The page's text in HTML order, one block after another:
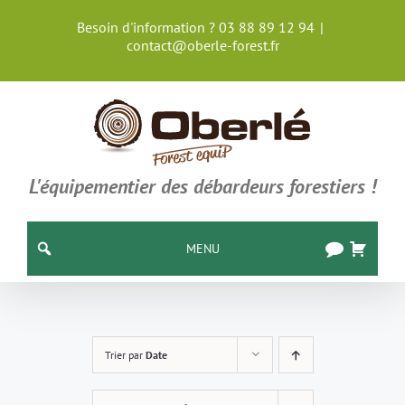
Besoin d'information ? 03 88 89 12 94 |
contact@oberle-forest.fr
L'équipementier des débardeurs forestiers !
MENU
Trier par Date